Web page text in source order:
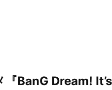
『BanG Dream!